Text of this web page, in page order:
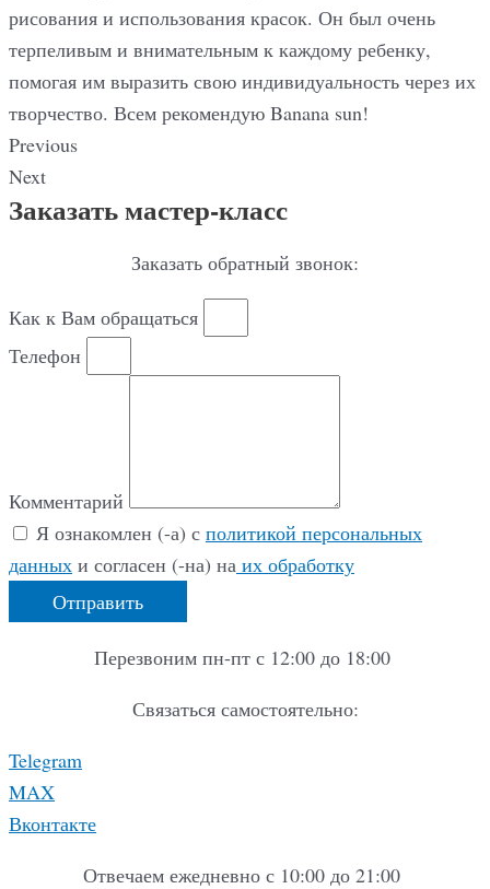
рисования и использования красок. Он был очень
терпеливым и внимательным к каждому ребенку,
помогая им выразить свою индивидуальность через их
творчество. Всем рекомендую Banana sun!
Previous
Next
Заказать мастер-класс
Заказать обратный звонок:
Как к Вам обращаться
Телефон
Комментарий
Я ознакомлен (-а) с политикой персональных
данных и согласен (-на) на их обработку
Отправить
Перезвоним пн-пт с 12:00 до 18:00
Связаться самостоятельно:
Telegram
MAX
Вконтакте
Отвечаем ежедневно с 10:00 до 21:00